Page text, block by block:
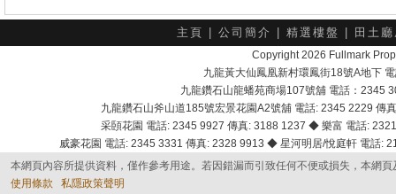
主頁 公司簡介 精選樓盤 田土
Copyright 2026 Fullmark
九龍黃大仙鳳凰新村環鳳街18號A地下
九龍鑽石山龍蟠苑商場107號舖 電話：2345
九龍鑽石山斧山道185號宏景花園A2號舖 電話: 2345 2229
采頣花園 電話: 2345 9927 傳真: 3188 1237 ◆ 樂富 電話:
威豪花園 電話: 2345 3331 傳真: 2328 9913 ◆ 星河明居/悅庭軒 電話
本網頁內容所提供資料，僅作參考用途。若因錯漏而引致任何不便或損失，本網
使用條款
私隱政策聲明